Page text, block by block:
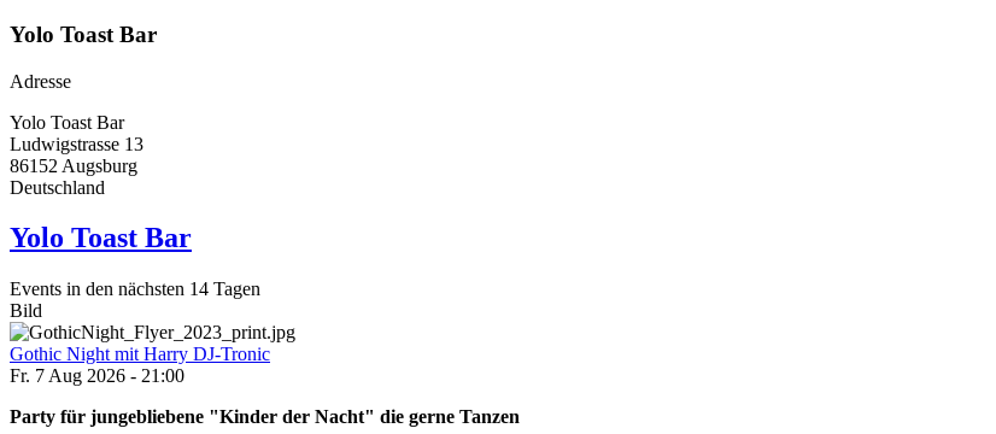
Yolo Toast Bar
Adresse
Yolo Toast Bar
Ludwigstrasse 13
86152 Augsburg
Deutschland
Yolo Toast Bar
Events in den nächsten 14 Tagen
Bild
Gothic Night mit Harry DJ-Tronic
Fr. 7 Aug 2026 - 21:00
Party für jungebliebene "Kinder der Nacht" die gerne Tanzen